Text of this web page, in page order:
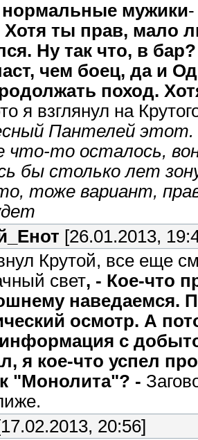
мужики
Хотя ты прав, мало
Ну так что, в
чем боец, да и
поход.
я взглянул на
Пантелей
что-то осталось,
бы столько лет
тоже вариант,
[26.01.2013,
Крутой, все еще
свет, - Кое-что
наведаемся.
осмотр. А
с
я кое-что успел
"Монолита"? -
20:56]